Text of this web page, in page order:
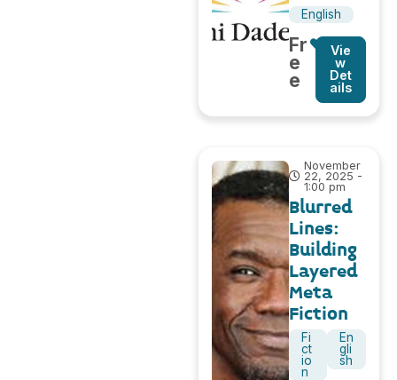
English
Fr
e
e
Vie
w
Det
ails
November
22, 2025 -
1:00 pm
Blurred
Lines:
Building
Layered
Meta
Fiction
Fi
ct
io
n
En
gli
sh